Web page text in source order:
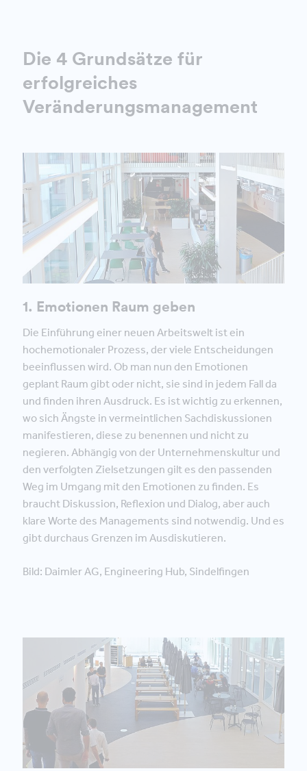
Die 4 Grundsätze für
erfolgreiches
Veränderungsmanagement
1. Emotionen Raum geben
Die Einführung einer neuen Arbeitswelt ist ein
hochemotionaler Prozess, der viele Entscheidungen
beeinflussen wird. Ob man nun den Emotionen
geplant Raum gibt oder nicht, sie sind in jedem Fall da
und finden ihren Ausdruck. Es ist wichtig zu erkennen,
wo sich Ängste in vermeintlichen Sachdiskussionen
manifestieren, diese zu benennen und nicht zu
negieren. Abhängig von der Unternehmenskultur und
den verfolgten Zielsetzungen gilt es den passenden
Weg im Umgang mit den Emotionen zu finden. Es
braucht Diskussion, Reflexion und Dialog, aber auch
klare Worte des Managements sind notwendig. Und es
gibt durchaus Grenzen im Ausdiskutieren.
Bild: Daimler AG, Engineering Hub, Sindelfingen